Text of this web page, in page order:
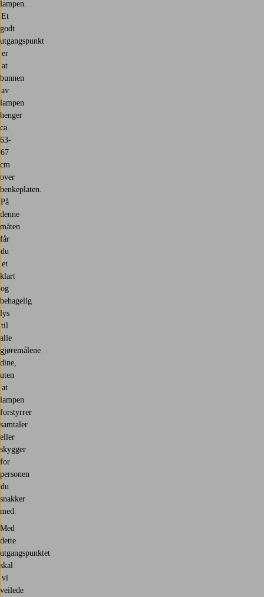
lampen.
Et
godt
utgangspunkt
er
at
bunnen
av
lampen
henger
ca.
63-
67
cm
over
benkeplaten.
På
denne
måten
får
du
et
klart
og
behagelig
lys
til
alle
gjøremålene
dine,
uten
at
lampen
forstyrrer
samtaler
eller
skygger
for
personen
du
snakker
med.
Med
dette
utgangspunktet
skal
vi
veilede